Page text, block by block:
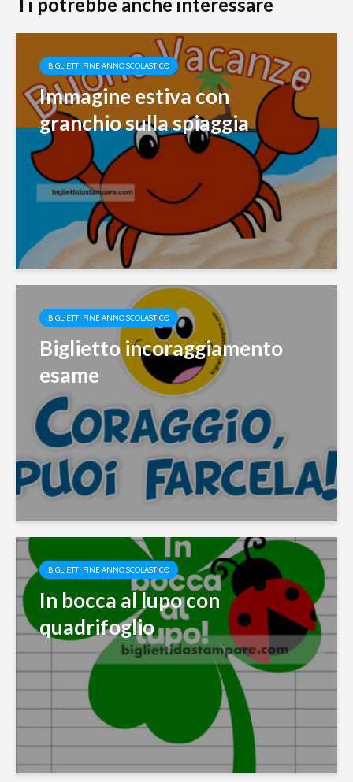
BIGLIETTI FINE ANNO SCOLASTICO
Immagine estiva con
granchio sulla spiaggia
BIGLIETTI FINE ANNO SCOLASTICO
Biglietto incoraggiamento
esame
BIGLIETTI FINE ANNO SCOLASTICO
In bocca al lupo con
quadrifoglio